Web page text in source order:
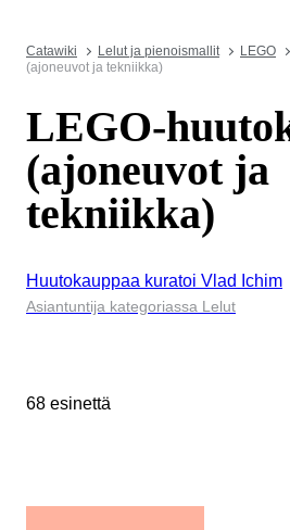
Catawiki Lelut ja pienoismallit LEGO
(ajoneuvot ja tekniikka)
LEGO-
(ajoneuvot ja
tekniikka)
Huutokauppaa kuratoi Vlad Ichim
Asiantuntija kategoriassa Lelut
68 esinettä